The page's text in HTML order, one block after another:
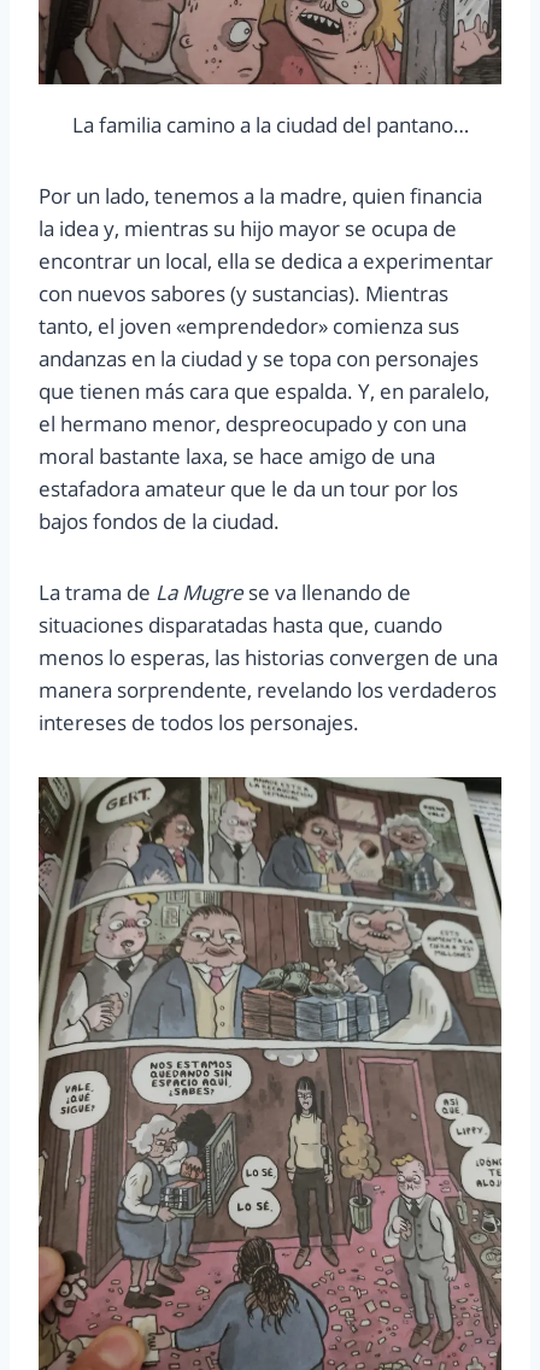
La familia camino a la ciudad del pantano…
Por un lado, tenemos a la madre, quien financia
la idea y, mientras su hijo mayor se ocupa de
encontrar un local, ella se dedica a experimentar
con nuevos sabores (y sustancias). Mientras
tanto, el joven «emprendedor» comienza sus
andanzas en la ciudad y se topa con personajes
que tienen más cara que espalda. Y, en paralelo,
el hermano menor, despreocupado y con una
moral bastante laxa, se hace amigo de una
estafadora amateur que le da un tour por los
bajos fondos de la ciudad.
La trama de La Mugre se va llenando de
situaciones disparatadas hasta que, cuando
menos lo esperas, las historias convergen de una
manera sorprendente, revelando los verdaderos
intereses de todos los personajes.